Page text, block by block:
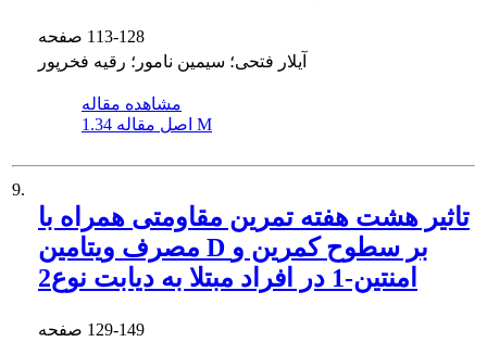
113-128
آیلار فتحی؛ سیمین نامور؛ رقیه فخرپور
مشاهده مقاله
اصل مقاله 1.34 M
9.
تاثیر هشت هفته تمرین مقاومتی همراه با
مصرف ویتامین D بر سطوح کمرین و
امنتین-1 در افراد مبتلا به دیابت نوع2
129-149